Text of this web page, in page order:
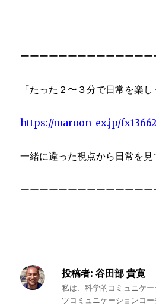
ーーーーーーーーーーーーー
「たった２〜３分で日常を楽し
https://maroon-ex.jp/
一緒に違った視点から日常を見
ーーーーーーーーーーーーー
投稿者: 谷田部 貴寛
私は、科学的コミュニケ
ツコミュニケーションコ